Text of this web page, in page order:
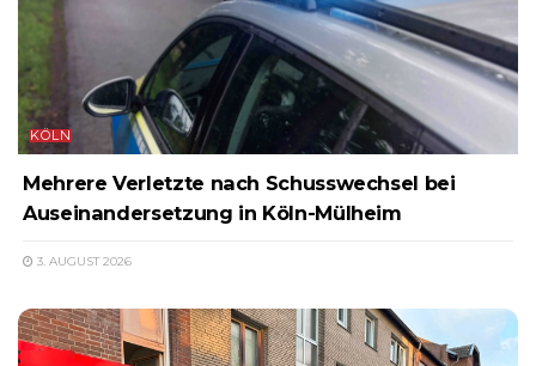
KÖLN
Mehrere Verletzte nach Schusswechsel bei
Auseinandersetzung in Köln-Mülheim
3. AUGUST 2026